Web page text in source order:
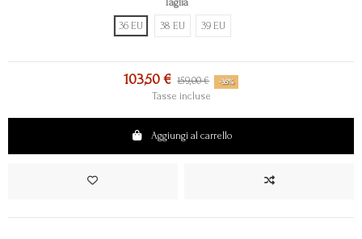
Taglia
36 EU 38 EU 39 EU
103,50 € 159,00 € -35%
Tasse incluse
Aggiungi al carrello